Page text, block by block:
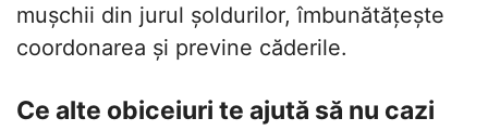
mușchii din jurul șoldurilor, îmbunătățește
coordonarea și previne căderile.
Ce alte obiceiuri te ajută să nu cazi